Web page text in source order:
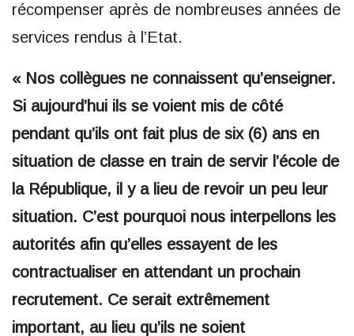
récompenser après de nombreuses années de
services rendus à l’Etat.
« Nos collègues ne connaissent qu’enseigner.
Si aujourd’hui ils se voient mis de côté
pendant qu’ils ont fait plus de six (6) ans en
situation de classe en train de servir l’école de
la République, il y a lieu de revoir un peu leur
situation. C’est pourquoi nous interpellons les
autorités afin qu’elles essayent de les
contractualiser en attendant un prochain
recrutement. Ce serait extrêmement
important, au lieu qu’ils ne soient